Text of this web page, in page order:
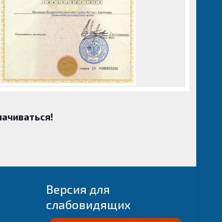
Версия для
слабовидящих